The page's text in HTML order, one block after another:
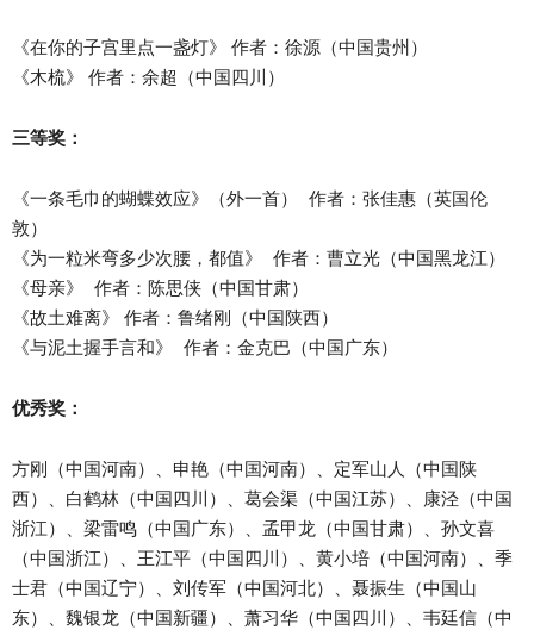
《在你的子宫里点一盏灯》 作者：徐源（中国贵州）
《木梳》 作者：余超（中国四川）
三等奖：
《一条毛巾的蝴蝶效应》（外一首） 作者：张佳惠（英国伦
敦）
《为一粒米弯多少次腰，都值》 作者：曹立光（中国黑龙江）
《母亲》 作者：陈思侠（中国甘肃）
《故土难离》 作者：鲁绪刚（中国陕西）
《与泥土握手言和》 作者：金克巴（中国广东）
优秀奖：
方刚（中国河南）、申艳（中国河南）、定军山人（中国陕
西）、白鹤林（中国四川）、葛会渠（中国江苏）、康泾（中国
浙江）、梁雷鸣（中国广东）、孟甲龙（中国甘肃）、孙文喜
（中国浙江）、王江平（中国四川）、黄小培（中国河南）、季
士君（中国辽宁）、刘传军（中国河北）、聂振生（中国山
东）、魏银龙（中国新疆）、萧习华（中国四川）、韦廷信（中